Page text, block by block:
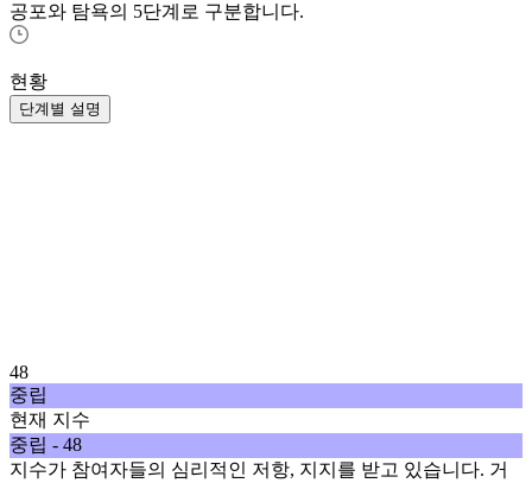
공포와 탐욕의 5단계로 구분합니다.
현황
단계별 설명
48
중립
현재 지수
중립 - 48
지수가 참여자들의 심리적인 저항, 지지를 받고 있습니다. 거